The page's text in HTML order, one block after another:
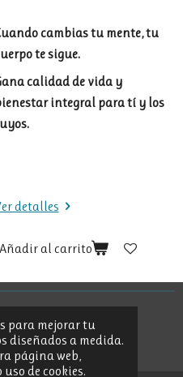
para mejorar tu
diseñados a medida.
página web,
de cookies.
cambiastu mente,tu
tesigue.
calidad de vida y
integral para tí y los
detalles
Añadir al carrito